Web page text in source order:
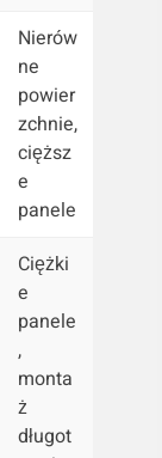
Nierów
ne
powier
zchnie,
cięższ
e
panele
Ciężki
e
panele
,
monta
ż
długot